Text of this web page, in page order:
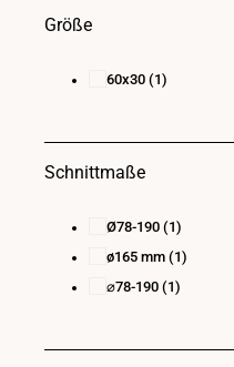
Größe
60x30 (1)
Schnittmaße
Ø78-190 (1)
ø165 mm (1)
⌀78-190 (1)